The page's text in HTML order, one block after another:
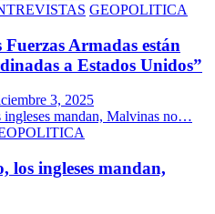
GEOPOLITICA
Armadas están
a Estados Unidos”
3, 2025
los ingleses mandan,